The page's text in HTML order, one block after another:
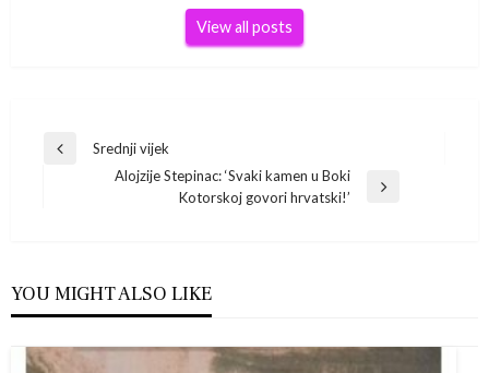
View all posts
Navigacija
Previous
Srednji vijek
Alojzije Stepinac: ‘Svaki kamen u Boki
Kotorskoj govori hrvatski!’
YOU MIGHT ALSO LIKE